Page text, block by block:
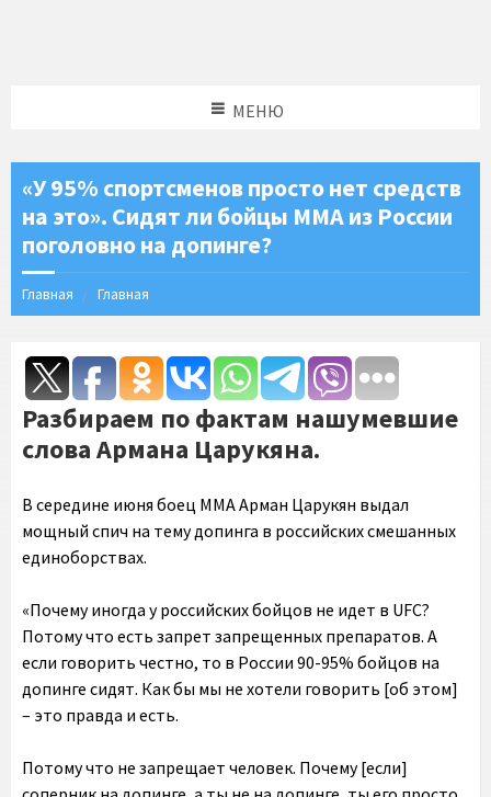
МЕНЮ
«У 95% спортсменов просто нет средств
на это». Сидят ли бойцы ММА из России
поголовно на допинге?
Главная Главная
Разбираем по фактам нашумевшие
слова Армана Царукяна.
В середине июня боец ММА Арман Царукян выдал
мощный спич на тему допинга в российских смешанных
единоборствах.
«Почему иногда у российских бойцов не идет в UFC?
Потому что есть запрет запрещенных препаратов. А
если говорить честно, то в России 90-95% бойцов на
допинге сидят. Как бы мы не хотели говорить [об этом]
– это правда и есть.
Потому что не запрещает человек. Почему [если]